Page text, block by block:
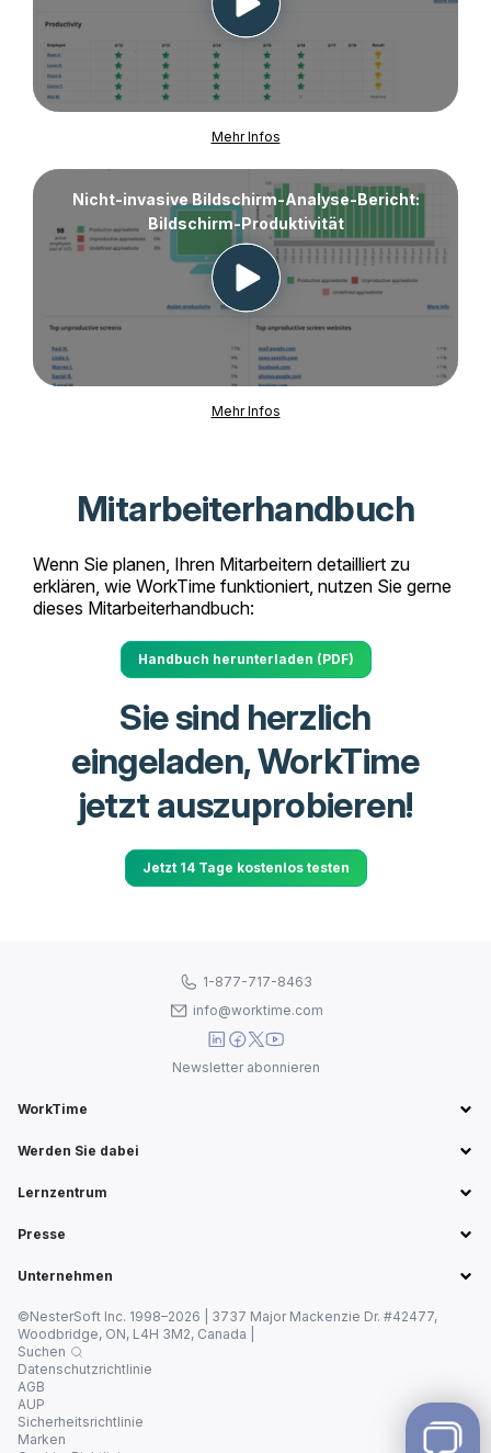
Mehr Infos
Nicht-invasive Bildschirm-Analyse-Bericht:
Bildschirm-Produktivität
Mehr Infos
Mitarbeiterhandbuch
Wenn Sie planen, Ihren Mitarbeitern detailliert zu
erklären, wie WorkTime funktioniert, nutzen Sie gerne
dieses Mitarbeiterhandbuch:
Handbuch herunterladen (PDF)
Sie sind herzlich
eingeladen, WorkTime
jetzt auszuprobieren!
Jetzt 14 Tage kostenlos testen
WorkTime
Werden Sie dabei
Lernzentrum
Presse
Unternehmen
1-877-717-8463
info@worktime.com
Newsletter abonnieren
©NesterSoft Inc. 1998–2026 | 3737 Major Mackenzie Dr. #42477,
Woodbridge, ON, L4H 3M2, Canada |
Suchen
Datenschutzrichtlinie
AGB
AUP
Sicherheitsrichtlinie
Marken